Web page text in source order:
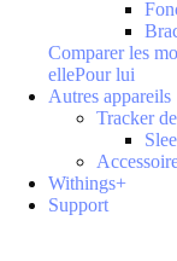
Comparer les
ellePour lui
Autres appareils
Tracker
Withings+
Support